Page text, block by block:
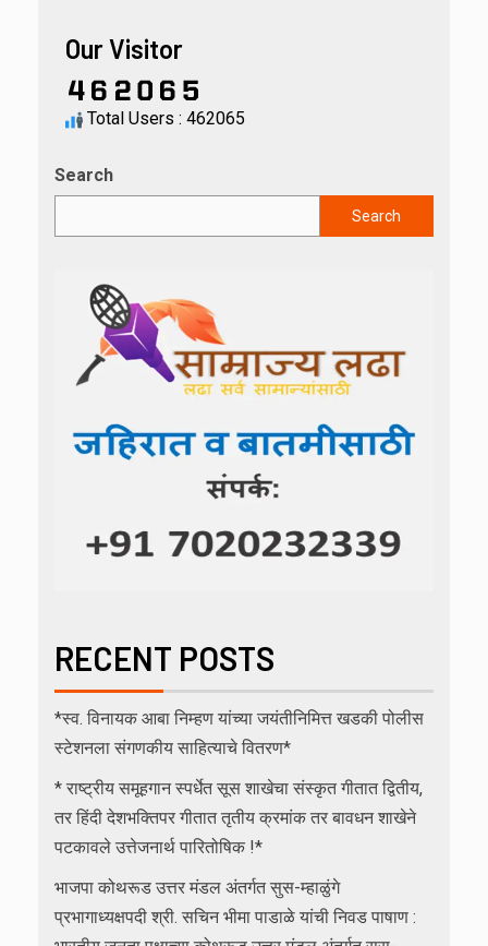
Our Visitor
Total Users : 462065
Search
Search
RECENT POSTS
*स्व. विनायक आबा निम्हण यांच्या जयंतीनिमित्त खडकी पोलीस
स्टेशनला संगणकीय साहित्याचे वितरण*
* राष्ट्रीय समूहगान स्पर्धेत सूस शाखेचा संस्कृत गीतात द्वितीय,
तर हिंदी देशभक्तिपर गीतात तृतीय क्रमांक तर बावधन शाखेने
पटकावले उत्तेजनार्थ पारितोषिक !*
भाजपा कोथरूड उत्तर मंडल अंतर्गत सुस-म्हाळुंगे
प्रभागाध्यक्षपदी श्री. सचिन भीमा पाडाळे यांची निवड पाषाण :